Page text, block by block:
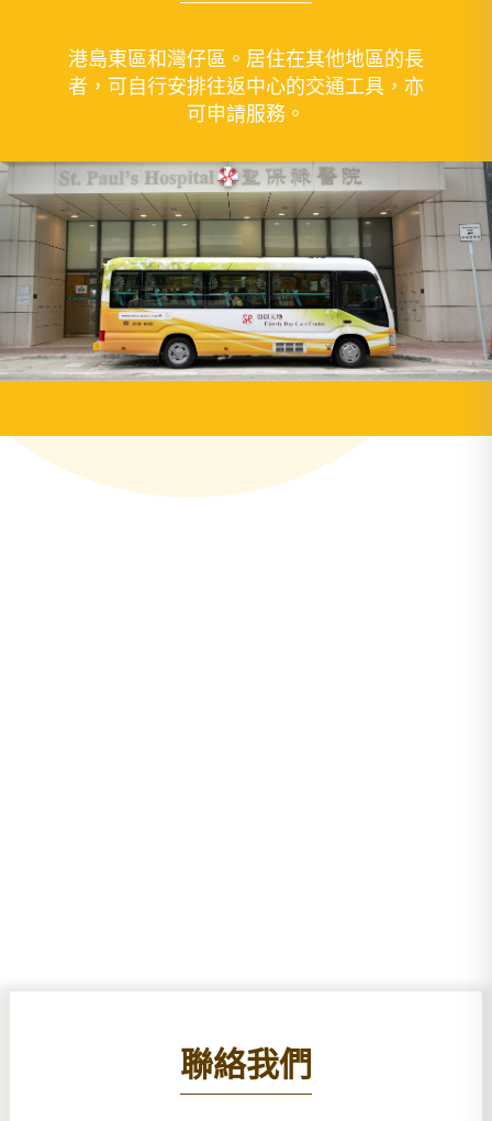
港島東區和灣仔區。居住在其他地區的長
者，可自行安排往返中心的交通工具，亦
可申請服務。
聯絡我們